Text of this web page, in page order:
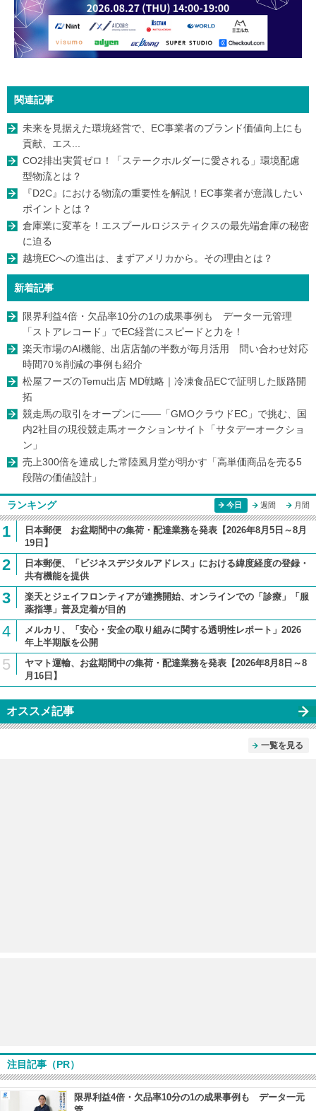
関連記事
未来を見据えた環境経営で、EC事業者のブランド価値向上にも
貢献、エス...
CO2排出実質ゼロ！「ステークホルダーに愛される」環境配慮
型物流とは？
『D2C』における物流の重要性を解説！EC事業者が意識したい
ポイントとは？
倉庫業に変革を！エスプールロジスティクスの最先端倉庫の秘密
に迫る
越境ECへの進出は、まずアメリカから。その理由とは？
新着記事
限界利益4倍・欠品率10分の1の成果事例も データ一元管理
「ストアレコード」でEC経営にスピードと力を！
楽天市場のAI機能、出店店舗の半数が毎月活用 問い合わせ対応
時間70％削減の事例も紹介
松屋フーズのTemu出店 MD戦略｜冷凍食品ECで証明した販路開
拓
競走馬の取引をオープンに――「GMOクラウドEC」で挑む、国
内2社目の現役競走馬オークションサイト「サタデーオークショ
ン」
売上300倍を達成した常陸風月堂が明かす「高単価商品を売る5
段階の価値設計」
ランキング 今日 週間 月間
1
日本郵便 お盆期間中の集荷・配達業務を発表【2026年8月5日～8月
19日】
2
日本郵便、「ビジネスデジタルアドレス」における緯度経度の登録・
共有機能を提供
3
楽天とジェイフロンティアが連携開始、オンラインでの「診療」「服
薬指導」普及定着が目的
4
メルカリ、「安心・安全の取り組みに関する透明性レポート」2026
年上半期版を公開
5
ヤマト運輸、お盆期間中の集荷・配達業務を発表【2026年8月8日～8
月16日】
オススメ記事
一覧を見る
注目記事（PR）
限界利益4倍・欠品率10分の1の成果事例も データ一元